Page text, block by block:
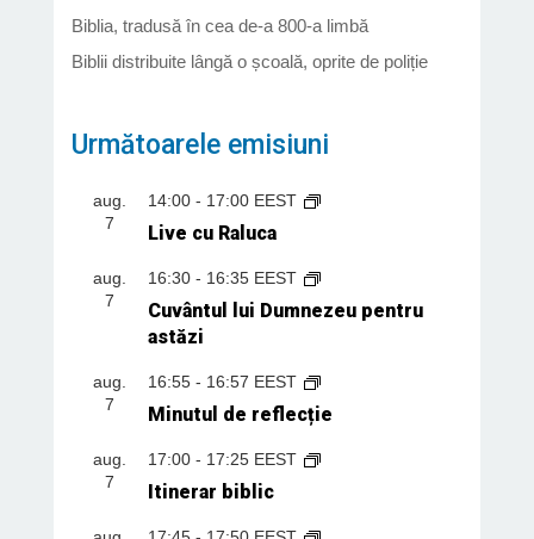
Biblia, tradusă în cea de-a 800-a limbă
Biblii distribuite lângă o școală, oprite de poliție
Următoarele emisiuni
aug.
7
14:00- 17:00 EEST
Live cu Raluca
aug.
7
16:30- 16:35 EEST
Cuvântul lui Dumnezeu pentru
astăzi
aug.
7
16:55- 16:57 EEST
Minutul de reflecție
aug.
7
17:00- 17:25 EEST
Itinerar biblic